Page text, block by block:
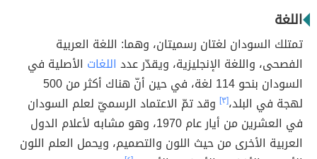
اللغة
تمتلك السودان لغتان رسميتان، وهما: اللغة العربية
الفصحى، واللغة الإنجليزية، ويقدّر عدد اللغات الأصلية في
السودان بنحو 114 لغة، في حين أنّ هناك أكثر من 500
لهجة في البلد،[٣]
وقد تمّ الاعتماد الرسميّ لعلم السودان
في العشرين من أيار عام 1970، وهو مشابه لأعلام الدول
العربية الأخرى من حيث اللون والتصميم، ويحمل العلم اللون